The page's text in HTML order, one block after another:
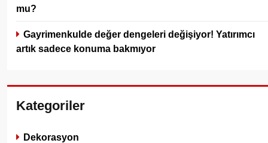
mu?
Gayrimenkulde değer dengeleri değişiyor! Yatırımcı
artık sadece konuma bakmıyor
Kategoriler
Dekorasyon